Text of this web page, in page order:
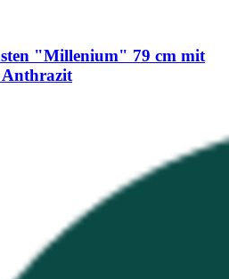
"Millenium" 79 cm mit
Anthrazit